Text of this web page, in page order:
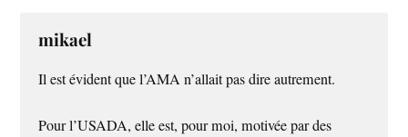
mikael
Il est évident que l’AMA n’allait pas dire autrement.
Pour l’USADA, elle est, pour moi, motivée par des